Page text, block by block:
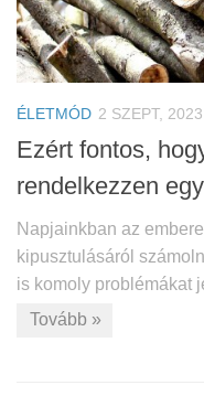
ÉLETMÓD 2 SZEPT, 2023
Ezért fontos,
rendelkezzen
Napjainkban az
kipusztulásáról
is komoly problémákat
Tovább »